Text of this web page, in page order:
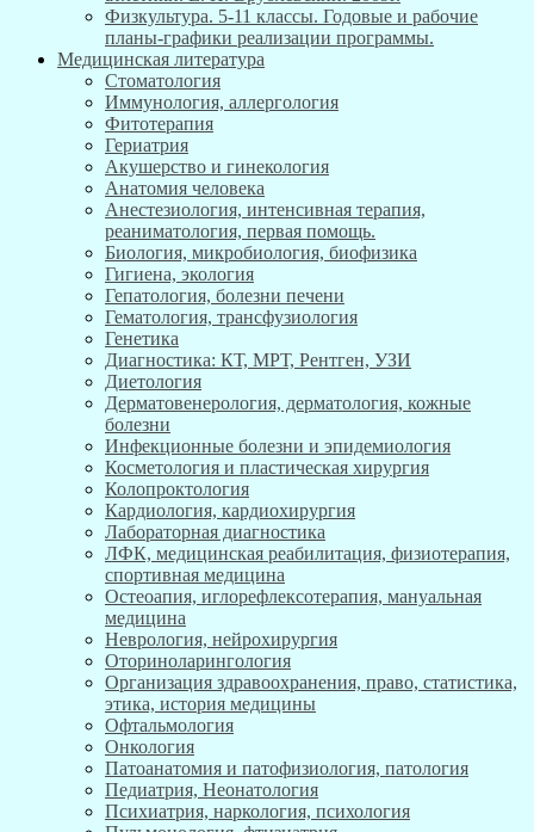
Физкультура. 5-11 классы. Годовые и рабочие
планы-графики реализации программы.
Медицинская литература
Стоматология
Иммунология, аллергология
Фитотерапия
Гериатрия
Акушерство и гинекология
Анатомия человека
Анестезиология, интенсивная терапия,
реаниматология, первая помощь.
Биология, микробиология, биофизика
Гигиена, экология
Гепатология, болезни печени
Гематология, трансфузиология
Генетика
Диагностика: КТ, МРТ, Рентген, УЗИ
Диетология
Дерматовенерология, дерматология, кожные
болезни
Инфекционные болезни и эпидемиология
Косметология и пластическая хирургия
Колопроктология
Кардиология, кардиохирургия
Лабораторная диагностика
ЛФК, медицинская реабилитация, физиотерапия,
спортивная медицина
Остеоапия, иглорефлексотерапия, мануальная
медицина
Неврология, нейрохирургия
Оториноларингология
Организация здравоохранения, право, статистика,
этика, история медицины
Офтальмология
Онкология
Патоанатомия и патофизиология, патология
Педиатрия, Неонатология
Психиатрия, наркология, психология